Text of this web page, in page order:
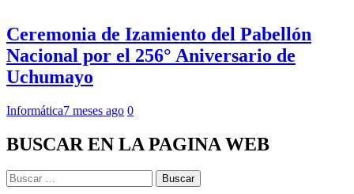
Ceremonia de Izamiento del Pabellón
Nacional por el 256° Aniversario de
Uchumayo
Informática7 meses ago 0
BUSCAR EN LA PAGINA WEB
Buscar: